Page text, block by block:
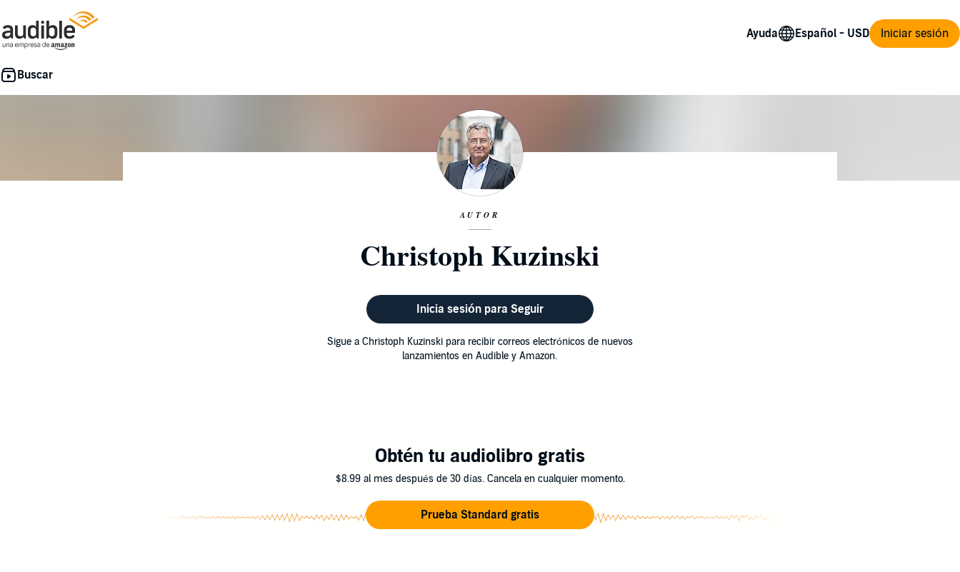
Ayuda Iniciar sesión
AUTOR
Christoph Kuzinski
Inicia sesión para Seguir
Sigue a Christoph Kuzinski para recibir correos electrónicos de nuevos
lanzamientos en Audible y Amazon.
Obtén tu audiolibro gratis
$8.99 al mes después de 30 días. Cancela en cualquier momento.
Prueba Standard gratis